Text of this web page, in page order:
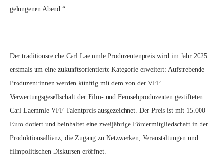
gelungenen Abend.“
Der traditionsreiche Carl Laemmle Produzentenpreis wird im Jahr 2025
erstmals um eine zukunftsorientierte Kategorie erweitert: Aufstrebende
Produzent:innen werden künftig mit dem von der VFF
Verwertungsgesellschaft der Film- und Fernsehproduzenten gestifteten
Carl Laemmle VFF Talentpreis ausgezeichnet. Der Preis ist mit 15.000
Euro dotiert und beinhaltet eine zweijährige Fördermitgliedschaft in der
Produktionsallianz, die Zugang zu Netzwerken, Veranstaltungen und
filmpolitischen Diskursen eröffnet.